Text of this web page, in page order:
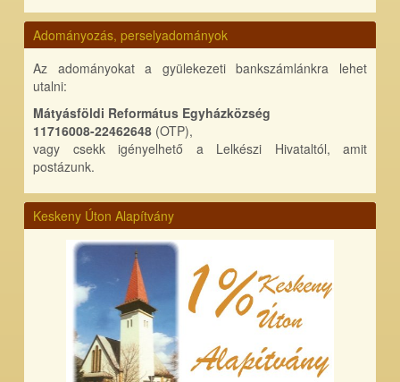
Adományozás, perselyadományok
Az adományokat a gyülekezeti bankszámlánkra lehet
utalni:
Mátyásföldi Református Egyházközség
11716008-22462648 (OTP),
vagy csekk igényelhető a Lelkészi Hivataltól, amit
postázunk.
Keskeny Úton Alapítvány